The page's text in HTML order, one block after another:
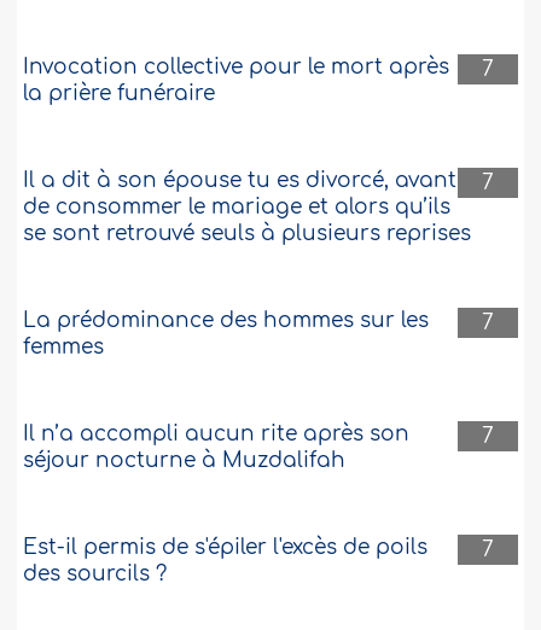
7
Invocation collective pour le mort après
la prière funéraire
7
Il a dit à son épouse tu es divorcé, avant
de consommer le mariage et alors qu’ils
se sont retrouvé seuls à plusieurs reprises
7
La prédominance des hommes sur les
femmes
7
Il n’a accompli aucun rite après son
séjour nocturne à Muzdalifah
7
Est-il permis de s'épiler l'excès de poils
des sourcils ?